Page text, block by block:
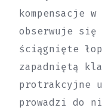
kompensacje
obserwuje
ściągnięte
zapadniętą
protrakcyjne
prowadzi do